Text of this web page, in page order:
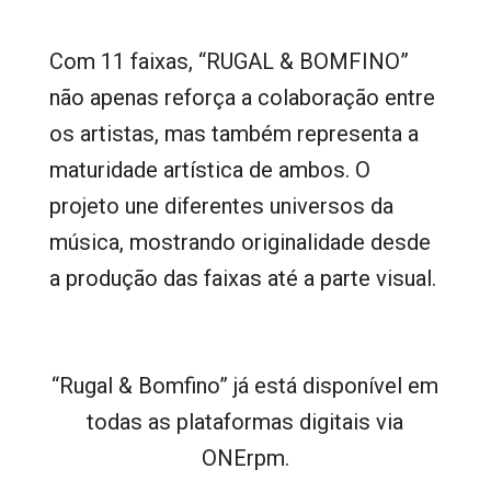
Com 11 faixas, “RUGAL & BOMFINO”
não apenas reforça a colaboração entre
os artistas, mas também representa a
maturidade artística de ambos. O
projeto une diferentes universos da
música, mostrando originalidade desde
a produção das faixas até a parte visual.
“Rugal & Bomfino” já está disponível em
todas as plataformas digitais via
ONErpm.